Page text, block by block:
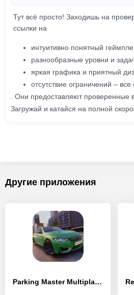
Тут всё просто! Заходишь на
ссылки на
интуитивно понятный
разнообразные уровни и
яркая графика и приятный
отсутствие ограничений –
. Они предоставляют проверенные
Загружай и катайся на полной
Другие приложения
Parking Master Multiplayer